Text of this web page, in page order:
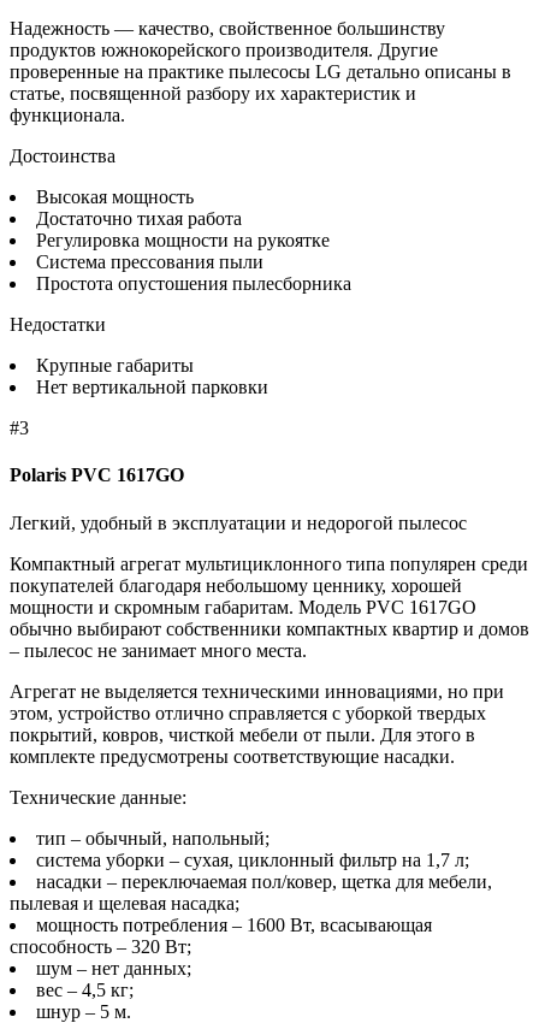
Надежность — качество, свойственное большинству
продуктов южнокорейского производителя. Другие
проверенные на практике пылесосы LG детально описаны в
статье, посвященной разбору их характеристик и
функционала.
Достоинства
Высокая мощность
Достаточно тихая работа
Регулировка мощности на рукоятке
Система прессования пыли
Простота опустошения пылесборника
Недостатки
Крупные габариты
Нет вертикальной парковки
#3
Polaris PVC 1617GO
Легкий, удобный в эксплуатации и недорогой пылесос
Компактный агрегат мультициклонного типа популярен среди
покупателей благодаря небольшому ценнику, хорошей
мощности и скромным габаритам. Модель PVC 1617GO
обычно выбирают собственники компактных квартир и домов
– пылесос не занимает много места.
Агрегат не выделяется техническими инновациями, но при
этом, устройство отлично справляется с уборкой твердых
покрытий, ковров, чисткой мебели от пыли. Для этого в
комплекте предусмотрены соответствующие насадки.
Технические данные:
тип – обычный, напольный;
система уборки – сухая, циклонный фильтр на 1,7 л;
насадки – переключаемая пол/ковер, щетка для мебели,
пылевая и щелевая насадка;
мощность потребления – 1600 Вт, всасывающая
способность – 320 Вт;
шум – нет данных;
вес – 4,5 кг;
шнур – 5 м.